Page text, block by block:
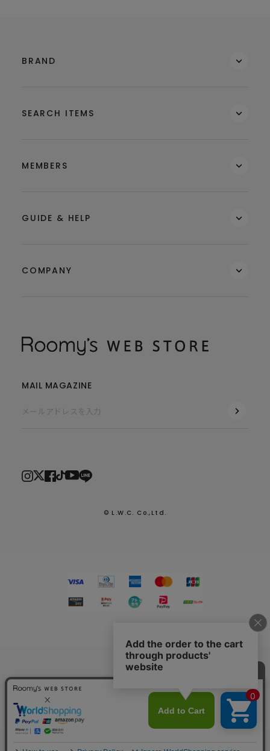
2026.7.29
熊本県熊本地方を震源とする地震による配送への影響につい
て
BRAND
SEARCH ITEMS
MEMBERS
GUIDE & HELP
COMPANY
MAIL MAGAZINE
© L.W.C. Co.,Ltd.